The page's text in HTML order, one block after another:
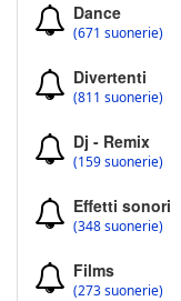
Dance
(671 suonerie)
Divertenti
(811 suonerie)
Dj - Remix
(159 suonerie)
Effetti sonori
(348 suonerie)
Films
(273 suonerie)